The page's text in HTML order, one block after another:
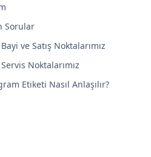
Sorular
ve Satış Noktalarımız
Noktalarımız
Etiketi Nasıl Anlaşılır?